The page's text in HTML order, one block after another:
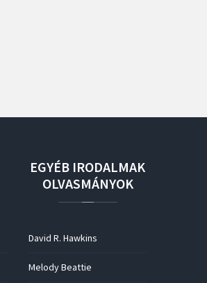
EGYÉB IRODALMAK
OLVASMÁNYOK
David R. Hawkins
Melody Beattie